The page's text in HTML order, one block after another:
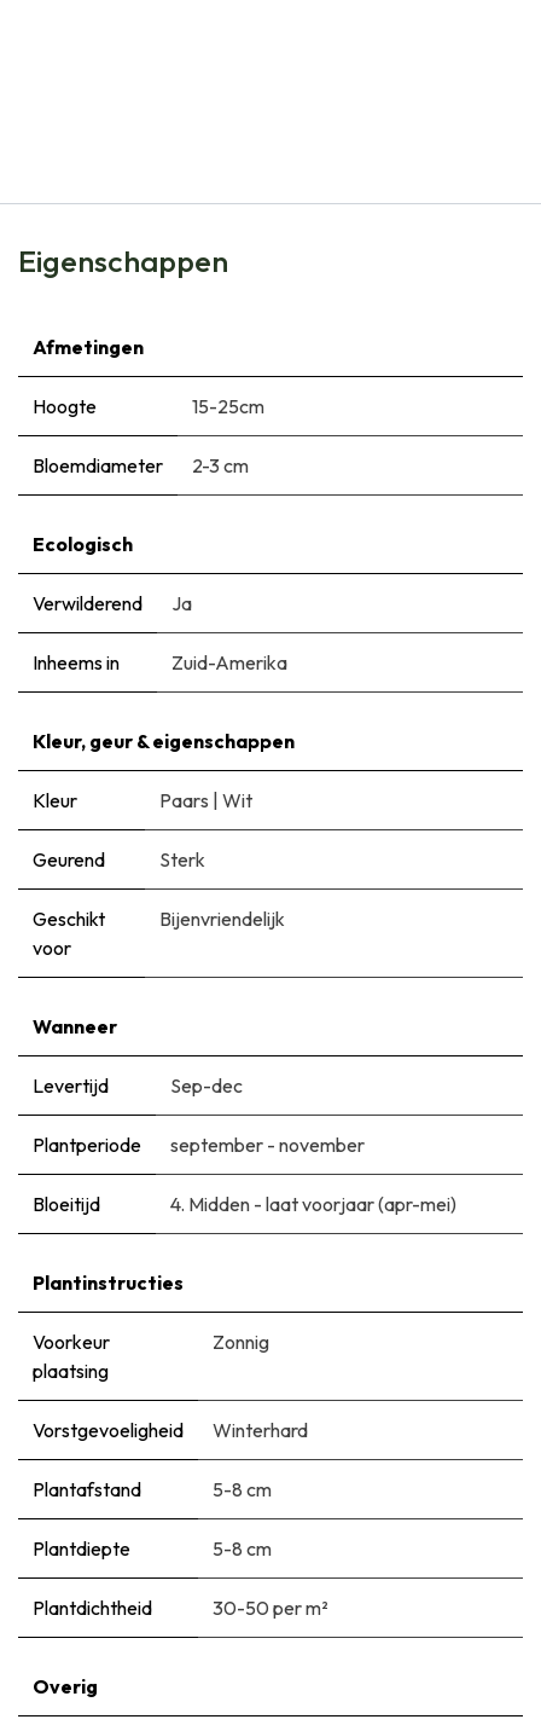
Eigenschappen
Afmetingen
Hoogte 15-25cm
Bloemdiameter 2-3 cm
Ecologisch
Verwilderend Ja
Inheems in Zuid-Amerika
Kleur, geur & eigenschappen
Kleur Paars | Wit
Geurend Sterk
Geschikt
voor
Bijenvriendelijk
Wanneer
Levertijd Sep-dec
Plantperiode september - november
Bloeitijd ​4. Midden - laat voorjaar (apr-mei)
Plantinstructies
Voorkeur
plaatsing
Zonnig
Vorstgevoeligheid Winterhard
Plantafstand 5-8 cm
Plantdiepte 5-8 cm
Plantdichtheid 30-50 per m²
Overig